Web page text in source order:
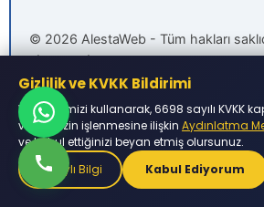
© 2026 AlestaWeb - Tüm hakları
alestaweb.com
ETIKETLER: Haberler
Gizlilik ve KVKK Bildirimi
Web sitemizi kullanarak, 6698 sayılı KVKK
verilerinizin işlenmesine ilişkin Aydınlatma
ve kabul ettiğinizi beyan etmiş olursunuz.
Detaylı Bilgi
Kabul Ediyorum